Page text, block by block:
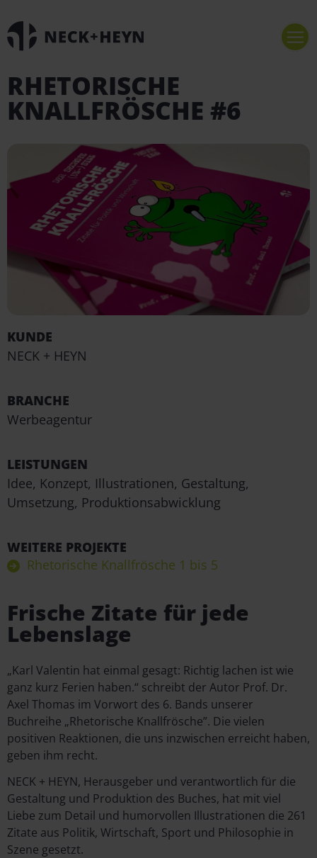
RHETORISCHE
KNALLFRÖSCHE #6
KUNDE
NECK + HEYN
BRANCHE
Werbeagentur
LEISTUNGEN
Idee, Konzept, Illustrationen, Gestaltung,
Umsetzung, Produktionsabwicklung
WEITERE PROJEKTE
Rhetorische Knallfrösche 1 bis 5
Frische Zitate für jede
Lebenslage
„Karl Valentin hat einmal gesagt: Richtig lachen ist wie
ganz kurz Ferien haben.“ schreibt der Autor Prof. Dr.
Axel Thomas im Vorwort des 6. Bands unserer
Buchreihe „Rhetorische Knallfrösche”. Die vielen
positiven Reaktionen, die uns inzwischen erreicht haben,
geben ihm recht.
NECK + HEYN, Herausgeber und verantwortlich für die
Gestaltung und Produktion des Buches, hat mit viel
Liebe zum Detail und humorvollen Illustrationen die 261
Zitate aus Politik, Wirtschaft, Sport und Philosophie in
Szene gesetzt.